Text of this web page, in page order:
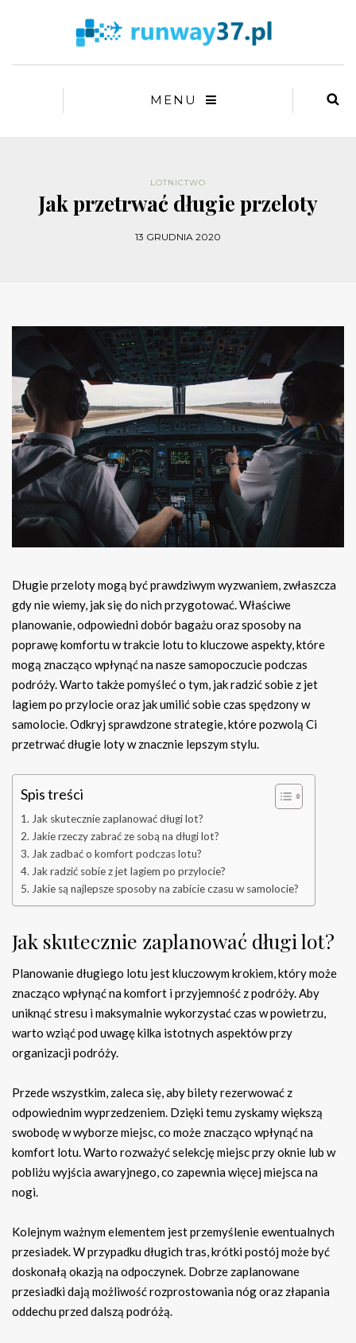
MENU
LOTNICTWO
Jak przetrwać długie przeloty
13 GRUDNIA 2020
Długie przeloty mogą być prawdziwym wyzwaniem, zwłaszcza
gdy nie wiemy, jak się do nich przygotować. Właściwe
planowanie, odpowiedni dobór bagażu oraz sposoby na
poprawę komfortu w trakcie lotu to kluczowe aspekty, które
mogą znacząco wpłynąć na nasze samopoczucie podczas
podróży. Warto także pomyśleć o tym, jak radzić sobie z jet
lagiem po przylocie oraz jak umilić sobie czas spędzony w
samolocie. Odkryj sprawdzone strategie, które pozwolą Ci
przetrwać długie loty w znacznie lepszym stylu.
Spis treści
Jak skutecznie zaplanować długi lot?
Jakie rzeczy zabrać ze sobą na długi lot?
Jak zadbać o komfort podczas lotu?
Jak radzić sobie z jet lagiem po przylocie?
Jakie są najlepsze sposoby na zabicie czasu w samolocie?
Jak skutecznie zaplanować długi lot?
Planowanie długiego lotu jest kluczowym krokiem, który może
znacząco wpłynąć na komfort i przyjemność z podróży. Aby
uniknąć stresu i maksymalnie wykorzystać czas w powietrzu,
warto wziąć pod uwagę kilka istotnych aspektów przy
organizacji podróży.
Przede wszystkim, zaleca się, aby bilety rezerwować z
odpowiednim wyprzedzeniem. Dzięki temu zyskamy większą
swobodę w wyborze miejsc, co może znacząco wpłynąć na
komfort lotu. Warto rozważyć selekcję miejsc przy oknie lub w
pobliżu wyjścia awaryjnego, co zapewnia więcej miejsca na
nogi.
Kolejnym ważnym elementem jest przemyślenie ewentualnych
przesiadek. W przypadku długich tras, krótki postój może być
doskonałą okazją na odpoczynek. Dobrze zaplanowane
przesiadki dają możliwość rozprostowania nóg oraz złapania
oddechu przed dalszą podróżą.